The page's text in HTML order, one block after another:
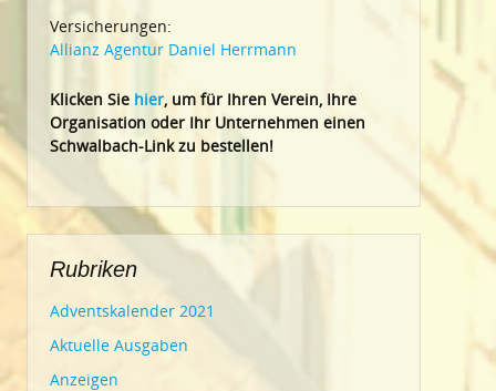
Versicherungen:
Allianz Agentur Daniel Herrmann
Klicken Sie hier, um für Ihren Verein, Ihre
Organisation oder Ihr Unternehmen einen
Schwalbach-Link zu bestellen!
Rubriken
Adventskalender 2021
Aktuelle Ausgaben
Anzeigen